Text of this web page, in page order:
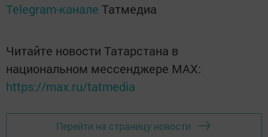
Telegram-канале Татмедиа
Читайте новости Татарстана в
национальном мессенджере MАХ:
https://max.ru/tatmedia
Перейти на страницу новости